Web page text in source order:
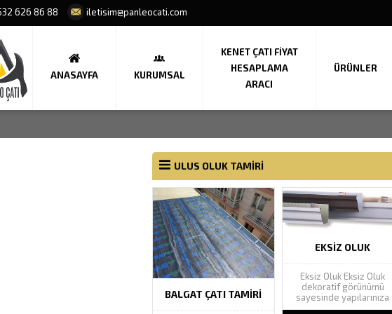
626 86 88 iletisim@panleocati.com
ANASAYFA KURUMSAL
KENET ÇATI FIYAT
HESAPLAMA
ARACI
ÜRÜNLER
ULUS OLUK TAMIRI
BALGAT ÇATI TAMIRI
EKSIZ OLUK
Eksiz Oluk Eksiz Oluk
dekoratif görünümü
sayesinde yapılarınıza
estetik güzellik katarak